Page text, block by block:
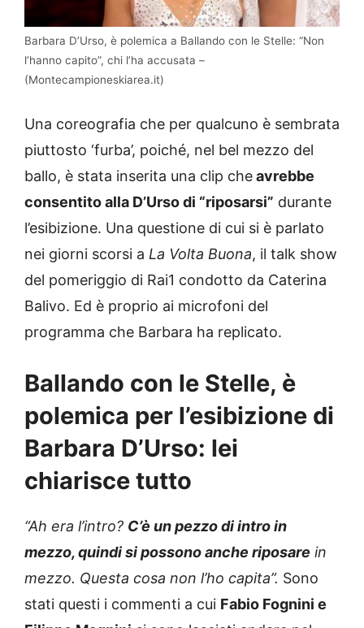
Barbara D’Urso, è polemica a Ballando con le Stelle: “Non
l’hanno capito”, chi l’ha accusata –
(Montecampioneskiarea.it)
Una coreografia che per qualcuno è sembrata
piuttosto ‘furba’, poiché, nel bel mezzo del
ballo, è stata inserita una clip cheavrebbe
consentito alla D’Urso di “riposarsi” durante
l’esibizione. Una questione di cui si è parlato
nei giorni scorsi a La Volta Buona, il talk show
del pomeriggio di Rai1 condotto da Caterina
Balivo. Ed è proprio ai microfoni del
programma che Barbara ha replicato.
Ballando con le Stelle, è
polemica per l’esibizione di
Barbara D’Urso: lei
chiarisce tutto
“Ah era l’intro? C’è un pezzo di intro in
mezzo, quindi si possono anche riposare in
mezzo. Questa cosa non l’ho capita”. Sono
stati questi i commenti a cui Fabio Fognini e